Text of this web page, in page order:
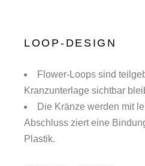
LOOP-DESIGN
Flower-Loops sind
Kranzunterlage sichtbar
Die Kränze werden mit
Abschluss ziert eine
Plastik.